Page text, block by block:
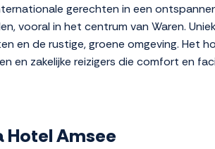
gerechten in een
vooral in het centrum van Waren.
en de rustige, groene omgeving. Het
en zakelijke reizigers die comfort en
Hotel Amsee